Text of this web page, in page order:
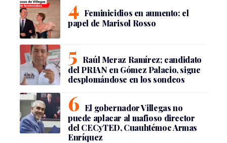
Feminicidios en aumento: el
papel de Marisol Rosso
Raúl Meraz Ramírez; candidato
del PRIAN en Gómez Palacio, sigue
desplomándose en los sondeos
El gobernador Villegas no
puede aplacar al mafioso director
del CECyTED, Cuauhtémoc Armas
Enríquez